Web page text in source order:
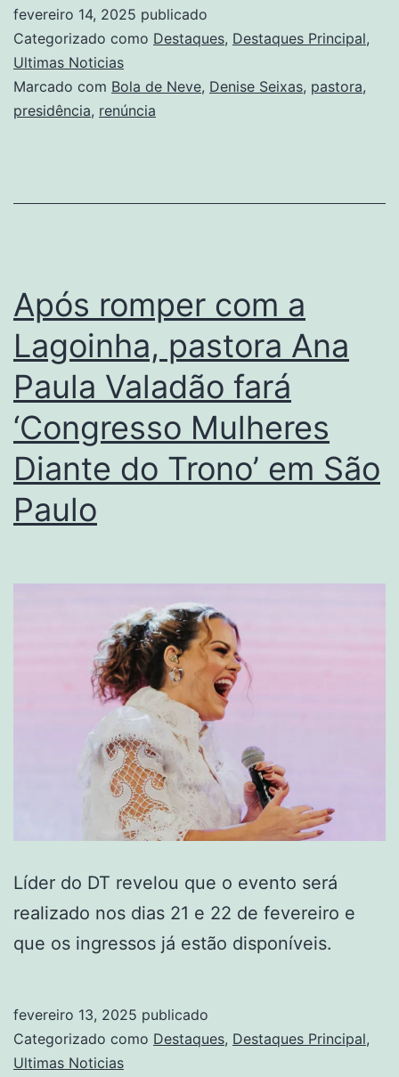
fevereiro 14, 2025 publicado
Categorizado como Destaques, Destaques Principal,
Ultimas Noticias
Marcado com Bola de Neve, Denise Seixas, pastora,
presidência, renúncia
Após romper com a
Lagoinha, pastora Ana
Paula Valadão fará
‘Congresso Mulheres
Diante do Trono’ em São
Paulo
Líder do DT revelou que o evento será
realizado nos dias 21 e 22 de fevereiro e
que os ingressos já estão disponíveis.
fevereiro 13, 2025 publicado
Categorizado como Destaques, Destaques Principal,
Ultimas Noticias